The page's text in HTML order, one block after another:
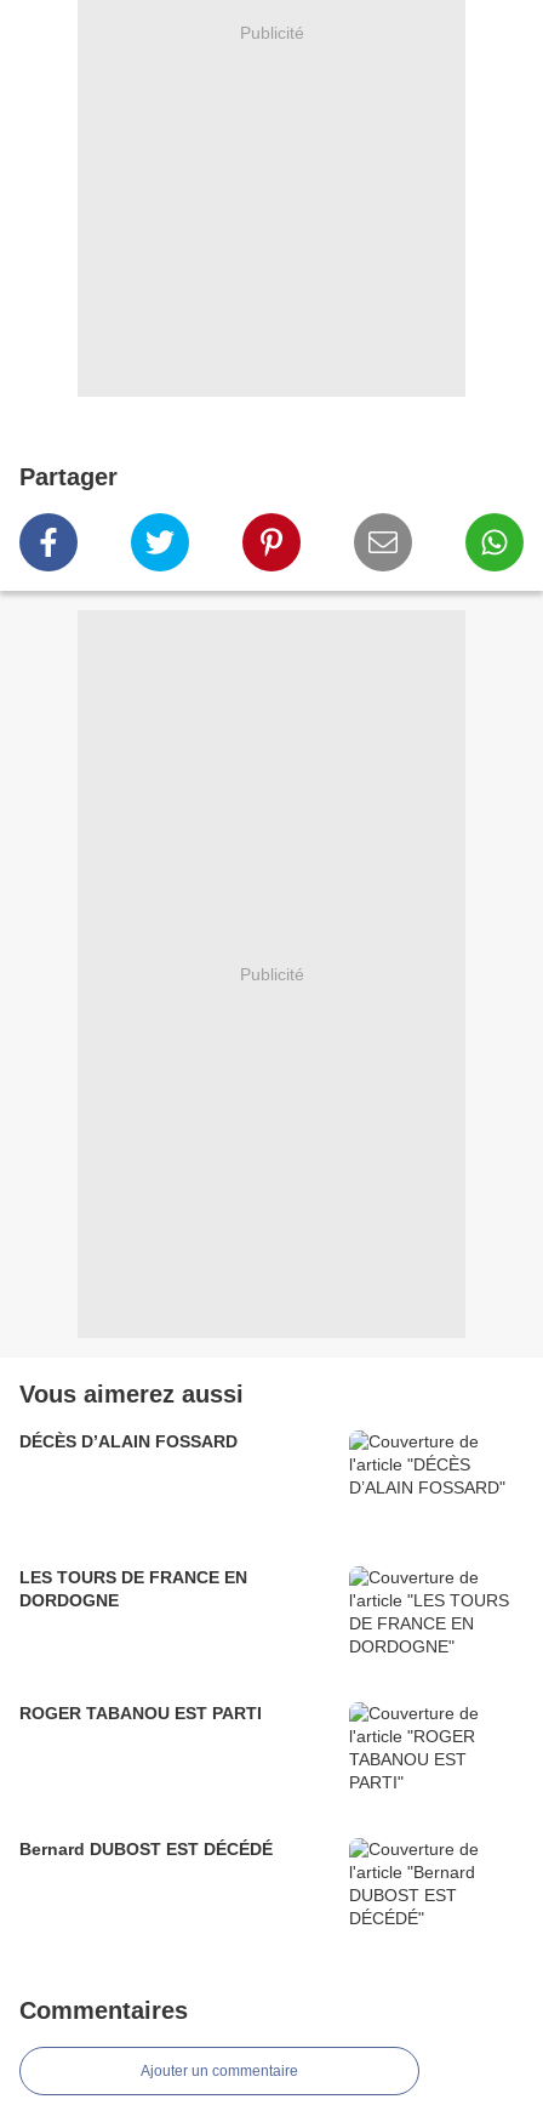
Publicité
Partager
Publicité
Vous aimerez aussi
DÉCÈS D’ALAIN FOSSARD
LES TOURS DE FRANCE EN
DORDOGNE
ROGER TABANOU EST PARTI
Bernard DUBOST EST DÉCÉDÉ
Commentaires
Ajouter un commentaire